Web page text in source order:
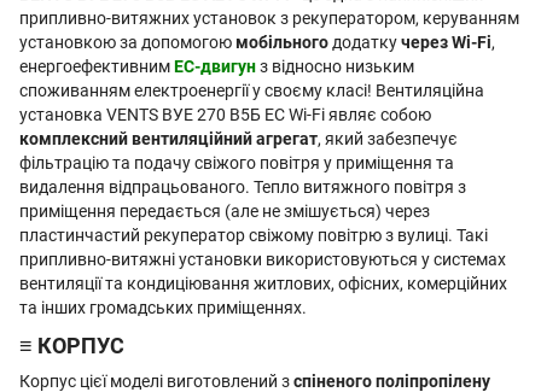
припливно-витяжних установок з рекуператором, керуванням
установкою за допомогоюмобільного додаткучерез Wi-Fi,
енергоефективнимEC-двигунз відносно низьким
споживанням електроенергії у своєму класі! Вентиляційна
установка VENTS ВУЕ 270 В5Б EC Wi-Fi являє собою
комплексний вентиляційний агрегат, який забезпечує
фільтрацію та подачу свіжого повітря у приміщення та
видалення відпрацьованого. Тепло витяжного повітря з
приміщення передається (але не змішується) через
пластинчастий рекуператор свіжому повітрю з вулиці. Такі
припливно-витяжні установки використовуються у системах
вентиляції та кондиціювання житлових, офісних, комерційних
та інших громадських приміщеннях.
≡ КОРПУС
Корпус цієї моделі виготовлений зспіненого поліпропілену